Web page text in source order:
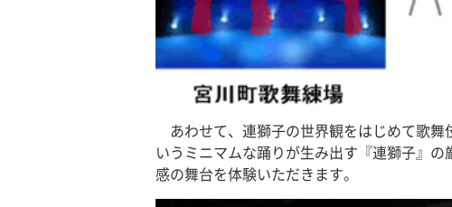
あわせて、連獅子の世界観をはじめて歌
いうミニマムな踊りが生み出す『連獅子』
感の舞台を体験いただきます。